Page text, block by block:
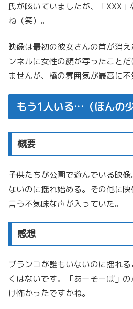
氏が呟いていましたが、「XXX
ね（笑）。
映像は最初の彼女さんの首が消
ンネルに女性の顔が写ったこと
ませんが、橋の雰囲気が最高に不
もう1人いる…（ほんの
概要
子供たちが公園で遊んでいる映
ないのに揺れ始める。その他に
言う不気味な声が入っていた。
感想
ブランコが誰もいないのに揺れ
くはないです。「あーそーぼ」
け怖かったですかね。